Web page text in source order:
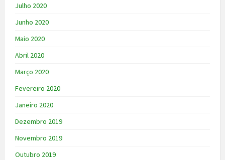
Julho 2020
Junho 2020
Maio 2020
Abril 2020
Março 2020
Fevereiro 2020
Janeiro 2020
Dezembro 2019
Novembro 2019
Outubro 2019